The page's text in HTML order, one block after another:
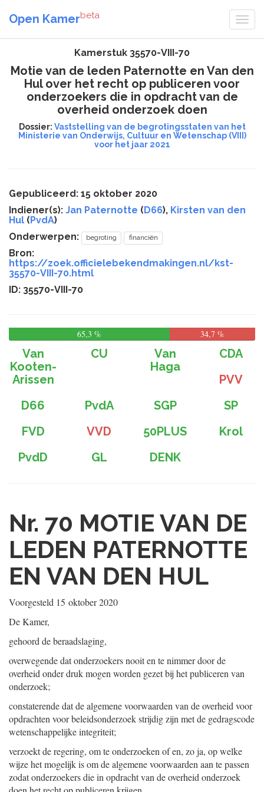
Open Kamerbeta
Kamerstuk 35570-VIII-70
Motie van de leden Paternotte en Van den
Hul over het recht op publiceren voor
onderzoekers die in opdracht van de
overheid onderzoek doen
Dossier: Vaststelling van de begrotingsstaten van het
Ministerie van Onderwijs, Cultuur en Wetenschap (VIII)
voor het jaar 2021
Gepubliceerd: 15 oktober 2020
Indiener(s): Jan Paternotte (D66), Kirsten van den
Hul (PvdA)
Onderwerpen:
begroting financiën
Bron:
https://zoek.officielebekendmakingen.nl/kst-
35570-VIII-70.html
ID: 35570-VIII-70
65,3 % 34,7 %
Van
Kooten-
Arissen
CU
Van
Haga
CDA
PVV
D66
PvdA SGP
SP
FVD
VVD 50PLUS
Krol
PvdD
GL DENK
Nr. 70 MOTIE VAN DE
LEDEN PATERNOTTE
EN VAN DEN HUL
Voorgesteld 15 oktober 2020
De Kamer,
gehoord de beraadslaging,
overwegende dat onderzoekers nooit en te nimmer door de
overheid onder druk mogen worden gezet bij het publiceren van
onderzoek;
constaterende dat de algemene voorwaarden van de overheid voor
opdrachten voor beleidsonderzoek strijdig zijn met de gedragscode
wetenschappelijke integriteit;
verzoekt de regering, om te onderzoeken of en, zo ja, op welke
wijze het mogelijk is om de algemene voorwaarden aan te passen
zodat onderzoekers die in opdracht van de overheid onderzoek